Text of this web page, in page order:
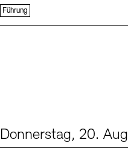
Führung
Donnerstag, 20. Aug